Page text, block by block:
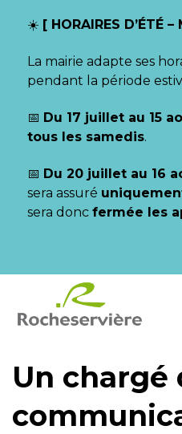
☀️ [ HORAIRES D’ÉTÉ –
La mairie adapte ses
pendant la période
📅 Du 17 juillet au 15
tous les samedis.
📅 Du 20 juillet au 16
sera assuré
sera donc fermée les
contenu
pied
Un chargé